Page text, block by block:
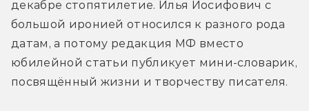
декабре стопятилетие. Илья Иосифович с
большой иронией относился к разного рода
датам, а потому редакция МФ вместо
юбилейной статьи публикует мини-словарик,
посвящённый жизни и творчеству писателя.